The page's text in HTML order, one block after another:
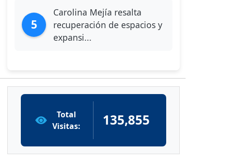
5
Carolina Mejía resalta
recuperación de espacios y
expansi...
Total
Visitas:
135,855